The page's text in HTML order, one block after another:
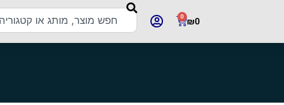
₪0
0